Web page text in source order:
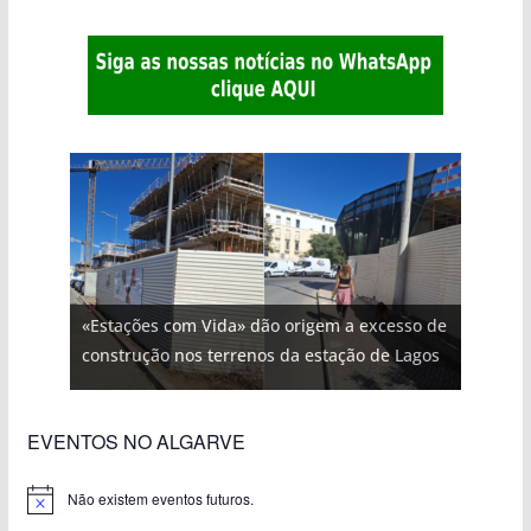
«Estações com Vida» dão origem a excesso de
construção nos terrenos da estação de Lagos
EVENTOS NO ALGARVE
Não existem eventos futuros.